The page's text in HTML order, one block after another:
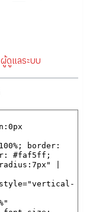
ผู้ดูแลระบบ